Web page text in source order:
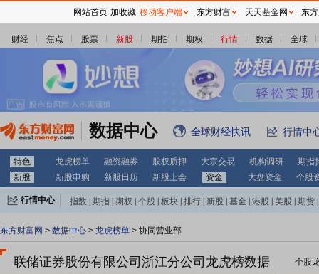
财经 焦点 股票 新股 期指 期权 行情 数据 全球
数据中心 全球财经快讯 行情中
特色 龙虎榜单 融资融券 股权质押 大宗交易 机构调研
期指
新股
新股申购 新股日历 新股上会 资金 大盘资金 个股
行情中心 指数 期指 期权 个股 板块 排行 新股 基金 港股 美股 期货
东方财富网 > 数据中心 > 龙虎榜单 > 协同营业部
联储证券股份有限公司浙江分公司龙虎榜数据 个股
网站首页 加收藏 移动客户端 东方财富 天天基金网 东